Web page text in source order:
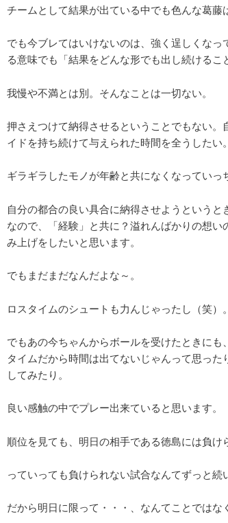
チームとして結果が出ている中でも色んな葛藤
でも今ブレてはいけないのは、強く逞しくな
る意味でも「結果をどんな形でも出し続けるこ
我慢や不満とは別。そんなことは一切ない。
押さえつけて納得させるということでもない
イドを持ち続けて与えられた時間を全うしたい。
ギラギラしたモノが年齢と共になくなっていっ
自分の都合の良い具合に納得させようという
なので、「経験」と共に？溢れんばかりの想
み上げをしたいと思います。
でもまだまだなんだよな～。
ロスタイムのシュートも力んじゃったし（笑）。
でもあの今ちゃんからボールを受けたときに
タイムだから時間は出てないじゃんって思っ
してみたり。
良い感触の中でプレー出来ていると思います。
順位を見ても、明日の相手である徳島には負け
っていっても負けられない試合なんてずっと続
だから明日に限って・・・、なんてことでは